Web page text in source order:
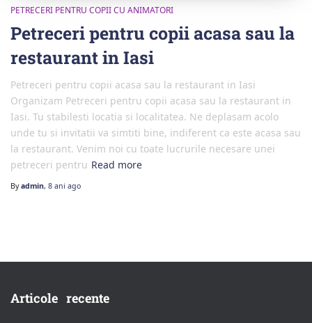
PETRECERI PENTRU COPII CU ANIMATORI
Petreceri pentru copii acasa sau la
restaurant in Iasi
Petreceri pentru copii acasa sau la restaurant in Iasi
Organizam Petreceri pentru copii acasa sau la restaurant in
Iasi. Tu stabilesti locatia si localitatea. Ne deplasam acolo
unde tu si invitatii va simtiti bine, indiferent ca este acasa sau
la restaurant. Venim noi cu toate lucrurile necesare unei
petreceri pentru Read more
Byadmin, 8 ani ago
Articole recente